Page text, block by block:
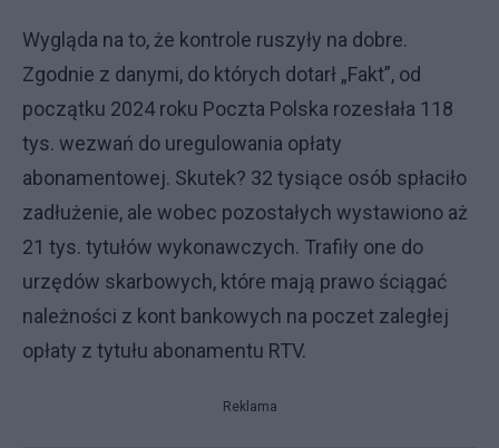
Wygląda na to, że kontrole ruszyły na dobre.
Zgodnie z danymi, do których dotarł „Fakt”, od
początku 2024 roku Poczta Polska rozesłała 118
tys. wezwań do uregulowania opłaty
abonamentowej. Skutek? 32 tysiące osób spłaciło
zadłużenie, ale wobec pozostałych wystawiono aż
21 tys. tytułów wykonawczych. Trafiły one do
urzędów skarbowych, które mają prawo ściągać
należności z kont bankowych na poczet zaległej
opłaty z tytułu abonamentu RTV.
Reklama